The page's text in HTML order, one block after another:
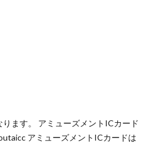
ます。 アミューズメントICカード
アミューズメントICカードは